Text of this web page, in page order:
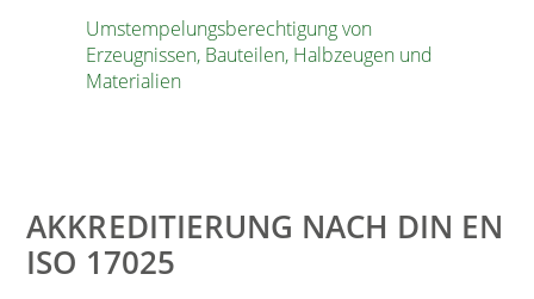
Umstempelungsberechtigung von
Erzeugnissen, Bauteilen, Halbzeugen und
Materialien
AKKREDITIERUNG NACH DIN EN
ISO 17025